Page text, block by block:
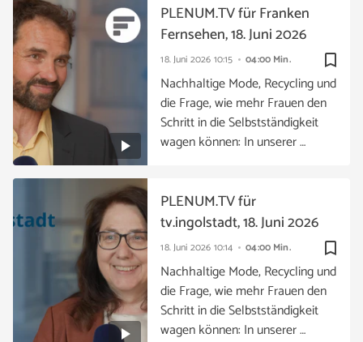
bookmark_border
18. Juni 2026 10:15 04:00 Min.
PLENUM.TV für Franken
Fernsehen, 18. Juni 2026
Nachhaltige Mode, Recycling und
die Frage, wie mehr Frauen den
Schritt in die Selbstständigkeit
wagen können: In unserer …
bookmark_border
18. Juni 2026 10:14 04:00 Min.
PLENUM.TV für
tv.ingolstadt, 18. Juni 2026
Nachhaltige Mode, Recycling und
die Frage, wie mehr Frauen den
Schritt in die Selbstständigkeit
wagen können: In unserer …